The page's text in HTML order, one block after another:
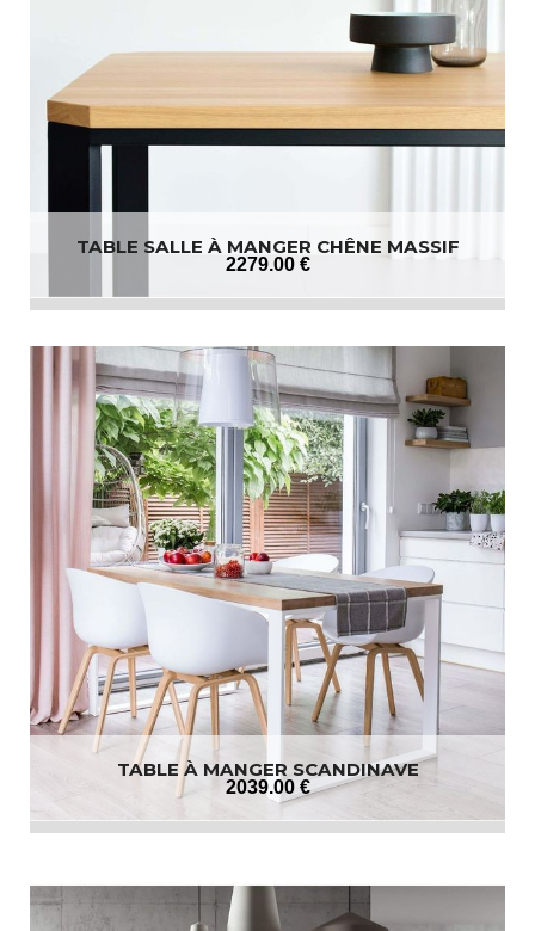
TABLE SALLE À MANGER CHÊNE MASSIF
2279.00 €
TABLE À MANGER SCANDINAVE
2039.00 €